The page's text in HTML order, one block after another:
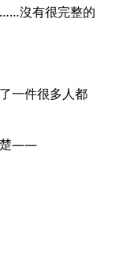
沒有很完整的
一件很多人都
楚——